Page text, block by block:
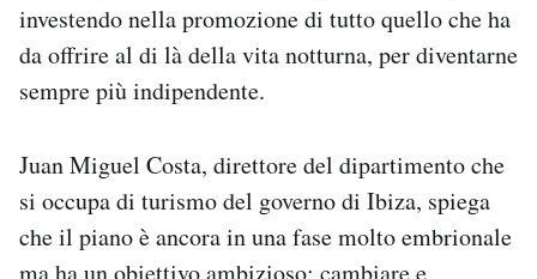
investendo nella promozione di tutto quello che ha
da offrire al di là della vita notturna, per diventarne
sempre più indipendente.
Juan Miguel Costa, direttore del dipartimento che
si occupa di turismo del governo di Ibiza, spiega
che il piano è ancora in una fase molto embrionale
ma ha un obiettivo ambizioso: cambiare e